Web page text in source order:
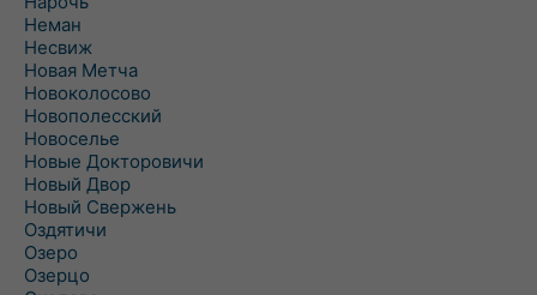
Неман
Несвиж
Новая Метча
Новоколосово
Новополесский
Новоселье
Новые Докторовичи
Новый Двор
Новый Свержень
Оздятичи
Озеро
Озерцо